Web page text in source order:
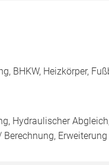
BHKW, Heizkörper,
Hydraulischer
Erweiterung